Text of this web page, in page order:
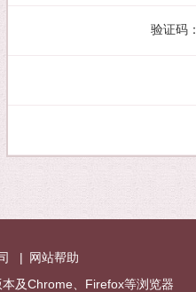
验证码：
| 网站帮助
及Chrome、Firefox等浏览器